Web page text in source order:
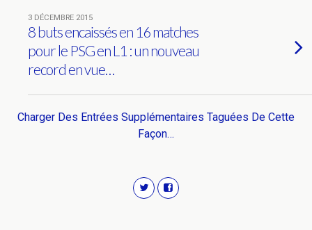
3 DÉCEMBRE 2015
8 buts encaissés en 16 matches
pour le PSG en L1 : un nouveau
record en vue…
Charger Des Entrées Supplémentaires Taguées De Cette
Façon…